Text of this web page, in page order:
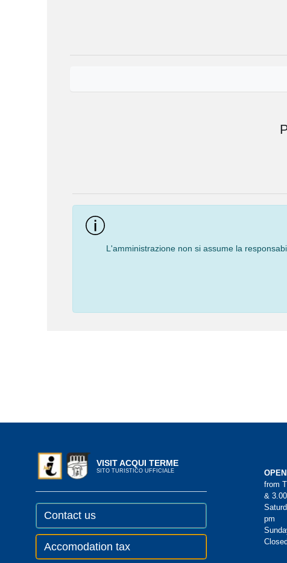
Navigation
L'amministrazione non si assume la
VISIT ACQUI TERME
SITO TURISTICO UFFICIALE
Contact us
Accomodation tax
from
&
pm